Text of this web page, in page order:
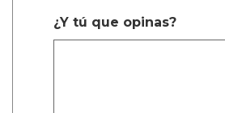
¿Y tú que opinas?